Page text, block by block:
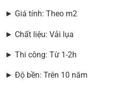
► Giá tính: Theo m2
► Chất liệu: Vải lụa
► Thi công: Từ 1-2h
► Độ bền: Trên 10 năm